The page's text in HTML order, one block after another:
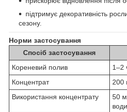
підтримує декоративність
сезону.
Норми застосування
Спосіб застосування
Кореневий полив
1–2
Концентрат
200
Використання концентрату
50
води